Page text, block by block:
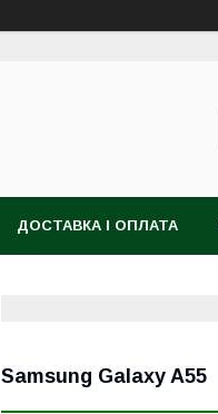
ДОСТАВКА І ОПЛАТА
Samsung Galaxy A55